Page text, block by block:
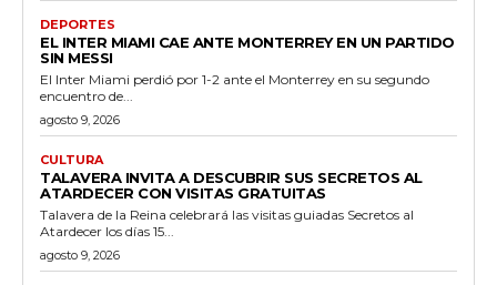
DEPORTES
EL INTER MIAMI CAE ANTE MONTERREY EN UN PARTIDO
SIN MESSI
El Inter Miami perdió por 1-2 ante el Monterrey en su segundo
encuentro de...
agosto 9, 2026
CULTURA
TALAVERA INVITA A DESCUBRIR SUS SECRETOS AL
ATARDECER CON VISITAS GRATUITAS
Talavera de la Reina celebrará las visitas guiadas Secretos al
Atardecer los días 15...
agosto 9, 2026